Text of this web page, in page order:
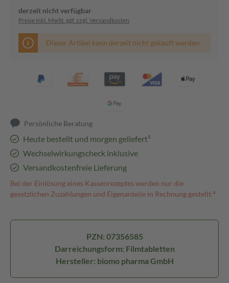
derzeit nicht verfügbar
Preise inkl. MwSt. ggf. zzgl. Versandkosten
Dieser Artikel kann derzeit nicht gekauft werden.
Persönliche Beratung
Heute bestellt und morgen geliefert³
Wechselwirkungscheck inklusive
Versandkostenfreie Lieferung
Bei der Einlösung eines Kassenrezeptes werden nur die
gesetzlichen Zuzahlungen und Eigenanteile in Rechnung gestellt.⁴
PZN: 07356585
Darreichungsform: Filmtabletten
Hersteller: biomo pharma GmbH